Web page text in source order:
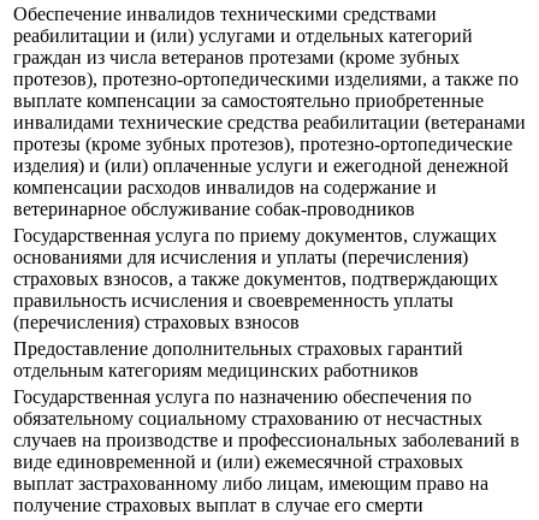
Обеспечение инвалидов техническими средствами
реабилитации и (или) услугами и отдельных категорий
граждан из числа ветеранов протезами (кроме зубных
протезов), протезно-ортопедическими изделиями, а также по
выплате компенсации за самостоятельно приобретенные
инвалидами технические средства реабилитации (ветеранами
протезы (кроме зубных протезов), протезно-ортопедические
изделия) и (или) оплаченные услуги и ежегодной денежной
компенсации расходов инвалидов на содержание и
ветеринарное обслуживание собак-проводников
Государственная услуга по приему документов, служащих
основаниями для исчисления и уплаты (перечисления)
страховых взносов, а также документов, подтверждающих
правильность исчисления и своевременность уплаты
(перечисления) страховых взносов
Предоставление дополнительных страховых гарантий
отдельным категориям медицинских работников
Государственная услуга по назначению обеспечения по
обязательному социальному страхованию от несчастных
случаев на производстве и профессиональных заболеваний в
виде единовременной и (или) ежемесячной страховых
выплат застрахованному либо лицам, имеющим право на
получение страховых выплат в случае его смерти